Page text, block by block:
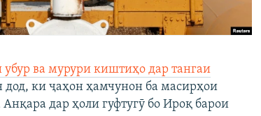
убур ва мурури киштиҳо дар тангаи
дод, ки ҷаҳон ҳамчунон ба масирҳои
дар ҳоли гуфтугӯ бо Ироқ барои